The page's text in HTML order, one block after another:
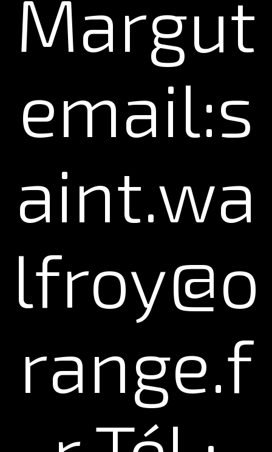
Margut
email:s
aint.wa
lfroy@o
range.f